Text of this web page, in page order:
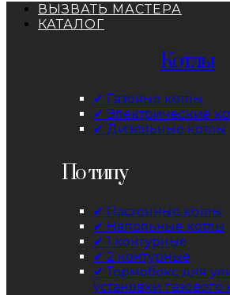
ВЫЗВАТЬ МАСТЕРА
КАТАЛОГ
Котлы
✔ Газовые котлы
✔ Электрические
✔ Дизельные котлы
По типу
✔ Настенные котлы
✔ Напольные котлы
✔ 1 контурные
✔ 2 контурные
✔ Термобокс для
установки газового